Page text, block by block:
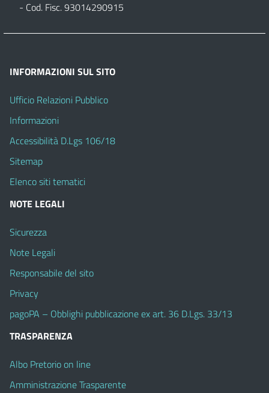
- Cod. Fisc. 93014290915
INFORMAZIONI SUL SITO
Ufficio Relazioni Pubblico
Informazioni
Accessibilità D.Lgs 106/18
Sitemap
Elenco siti tematici
NOTE LEGALI
Sicurezza
Note Legali
Responsabile del sito
Privacy
pagoPA – Obblighi pubblicazione ex art. 36 D.Lgs. 33/13
TRASPARENZA
Albo Pretorio on line
Amministrazione Trasparente